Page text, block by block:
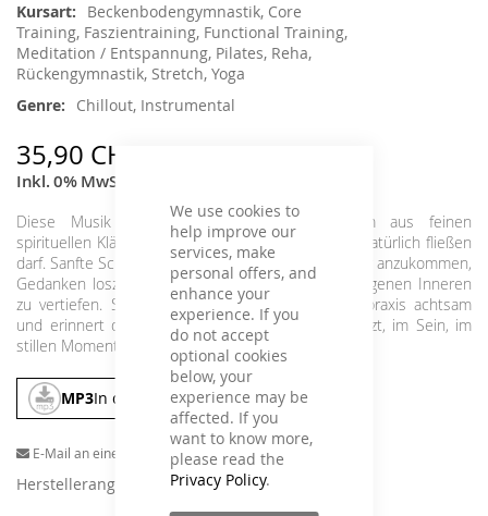
We use cookies to
help improve our
services, make
personal offers, and
enhance your
experience. If you
do not accept
optional cookies
below, your
experience may be
affected. If you
want to know more,
please read the
Privacy Policy.
Beckenbodengymnastik, Core
Training, Faszientraining, Functional Training,
Meditation / Entspannung, Pilates, Reha,
Rückengymnastik, Stretch, Yoga
Chillout, Instrumental
35,90 CHF
Inkl. 0% MwSt.
Diese Musik schafft einen geschützten Raum aus feinen
spirituellen Klängen, in dem der Atem weich und natürlich fließen
darf. Sanfte Schwingungen laden dazu ein, im Körper anzukommen,
Gedanken loszulassen und die Verbindung zum eigenen Inneren
zu vertiefen. Sie begleitet Yoga- und Meditationspraxis achtsam
und erinnert daran, ganz präsent zu sein – im Jetzt, im Sein, im
stillen Moment.
MP3In den Warenkorb
E-Mail an einen Freund
Herstellerangaben